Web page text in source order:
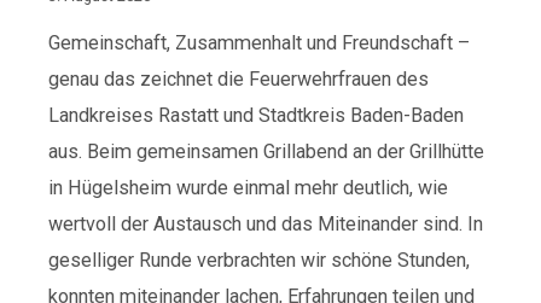
Gemeinschaft, Zusammenhalt und Freundschaft –
genau das zeichnet die Feuerwehrfrauen des
Landkreises Rastatt und Stadtkreis Baden-Baden
aus. Beim gemeinsamen Grillabend an der Grillhütte
in Hügelsheim wurde einmal mehr deutlich, wie
wertvoll der Austausch und das Miteinander sind. In
geselliger Runde verbrachten wir schöne Stunden,
konnten miteinander lachen, Erfahrungen teilen und